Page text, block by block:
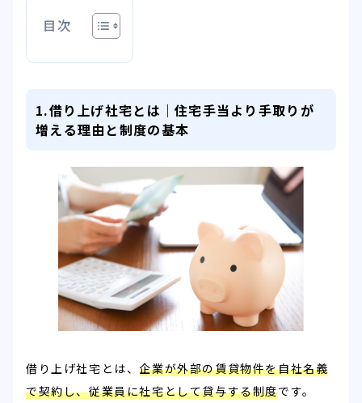
目次
1.借り上げ社宅とは｜住宅手当より手取りが
増える理由と制度の基本
借り上げ社宅とは、企業が外部の賃貸物件を自社名義
で契約し、従業員に社宅として貸与する制度です。